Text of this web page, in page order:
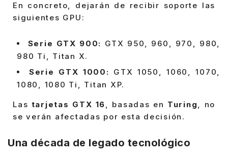
En concreto, dejarán de recibir soporte las
siguientes GPU:
Serie GTX 900: GTX 950, 960, 970, 980,
980 Ti, Titan X.
Serie GTX 1000: GTX 1050, 1060, 1070,
1080, 1080 Ti, Titan XP.
Las tarjetas GTX 16, basadas en Turing, no
se verán afectadas por esta decisión.
Una década de legado tecnológico